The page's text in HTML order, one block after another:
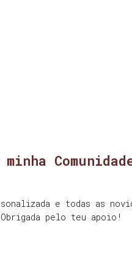
e todas as
pelo teu apoio!